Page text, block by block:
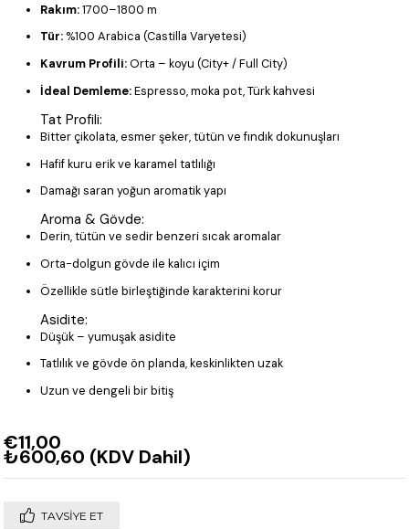
Rakım:1700–1800 m
Tür: %100 Arabica (Castilla Varyetesi)
Kavrum Profili:Orta – koyu (City+ / Full City)
İdeal Demleme:Espresso, moka pot, Türk kahvesi
Tat Profili:
Bitter çikolata, esmer şeker, tütün ve fındık dokunuşları
Hafif kuru erik ve karamel tatlılığı
Damağı saran yoğun aromatik yapı
Aroma & Gövde:
Derin, tütün ve sedir benzeri sıcak aromalar
Orta-dolgun gövde ile kalıcı içim
Özellikle sütle birleştiğinde karakterini korur
Asidite:
Düşük – yumuşak asidite
Tatlılık ve gövde ön planda, keskinlikten uzak
Uzun ve dengeli bir bitiş
€11,00
₺600,60 (KDV Dahil)
TAVSIYE ET